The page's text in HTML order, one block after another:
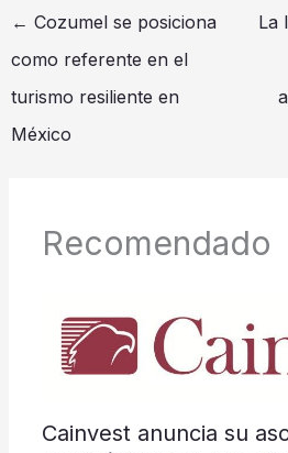
← Cozumel se posiciona
como referente en el
turismo resiliente en
México
La
Recomendado
Cainvest anuncia su